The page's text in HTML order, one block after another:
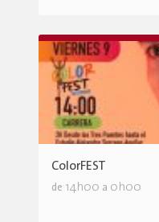
ColorFEST
de 14h00 a 0h00